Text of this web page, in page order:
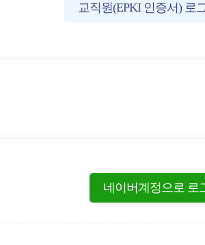
교직원(EPKI 인증서) 로
네이버계정으로 로